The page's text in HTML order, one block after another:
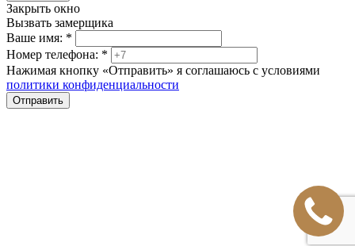
Закрыть окно
Вызвать замерщика
Ваше имя: *
Номер телефона: *
Нажимая кнопку «Отправить» я соглашаюсь с условиями
политики конфиденциальности
Отправить